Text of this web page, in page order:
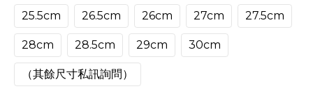
25.5cm 26.5cm 26cm 27cm 27.5cm
28cm 28.5cm 29cm 30cm
（其餘尺寸私訊詢問）